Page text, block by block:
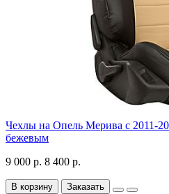
Чехлы на Опель Мерива с 2011-
бежевым
9 000 р. 8 400 р.
В корзину Заказать